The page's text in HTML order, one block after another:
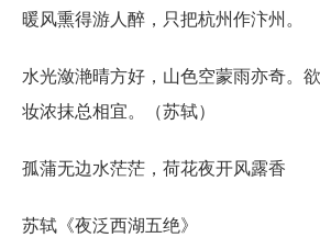
暖风熏得游人醉，只把杭州作汴州。
水光潋滟晴方好，山色空蒙雨亦奇。
妆浓抹总相宜。（苏轼）
孤蒲无边水茫茫，荷花夜开风露香
苏轼《夜泛西湖五绝》